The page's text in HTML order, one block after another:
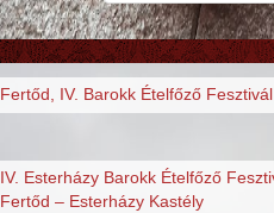
Fertőd, IV. Barokk Ételfőző Fesztivál
IV. Esterházy Barokk Ételfőző
Fertőd – Esterházy Kastély